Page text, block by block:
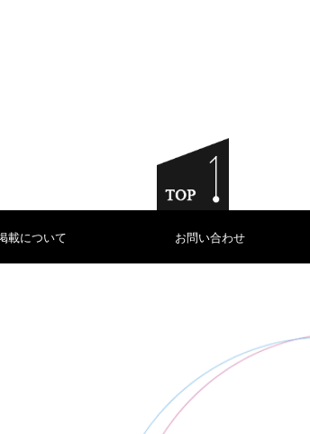
載について お問い合わせ